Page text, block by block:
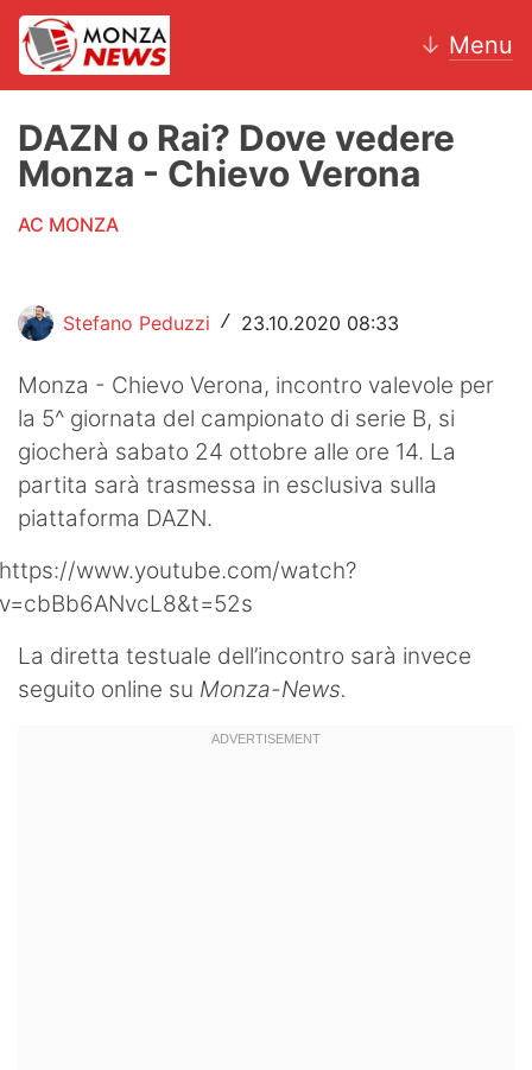
↓ Menu
Calcio
Volley
Hockey
Altri sport
Hockey
Pallanuoto
Pallamano
DAZN o Rai? Dove vedere
Monza - Chievo Verona
AC MONZA
Stefano Peduzzi / 23.10.2020 08:33
Monza - Chievo Verona, incontro valevole per
la 5^ giornata del campionato di serie B, si
giocherà sabato 24 ottobre alle ore 14. La
partita sarà trasmessa in esclusiva sulla
piattaforma DAZN.
https://www.youtube.com/watch?
v=cbBb6ANvcL8&t=52s
La diretta testuale dell’incontro sarà invece
seguito online su Monza-News.